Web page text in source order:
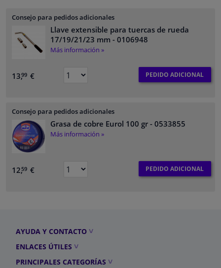
Consejo para pedidos adicionales
Llave extensible para tuercas de rueda
17/19/21/23 mm - 0106948
Más información »
13,99 € PEDIDO ADICIONAL
Consejo para pedidos adicionales
Grasa de cobre Eurol 100 gr - 0533855
Más información »
12,59 € PEDIDO ADICIONAL
AYUDA Y CONTACTO
ENLACES ÚTILES
PRINCIPALES CATEGORÍAS